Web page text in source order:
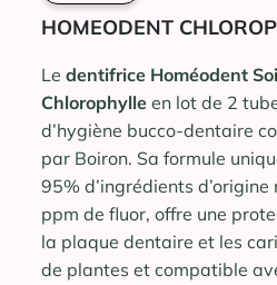
HOMEODENT
Le dentifrice Homéodent
Chlorophylle en lot de 2
d’hygiène bucco-dentaire
par Boiron. Sa formule
95% d’ingrédients
ppm de fluor, offre une
la plaque dentaire et les
de plantes et compatible